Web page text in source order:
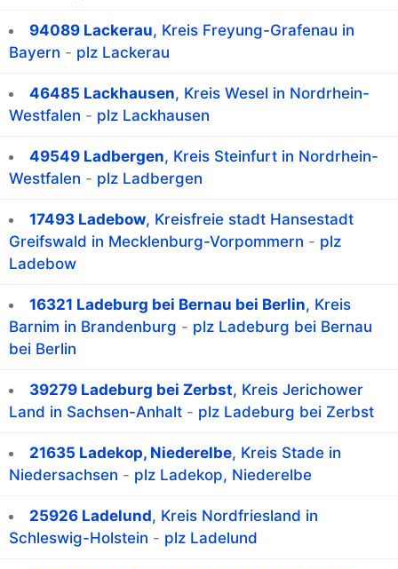
94089 Lackerau, Kreis Freyung-Grafenau in
Bayern - plz Lackerau
46485 Lackhausen, Kreis Wesel in Nordrhein-
Westfalen - plz Lackhausen
49549 Ladbergen, Kreis Steinfurt in Nordrhein-
Westfalen - plz Ladbergen
17493 Ladebow, Kreisfreie stadt Hansestadt
Greifswald in Mecklenburg-Vorpommern - plz
Ladebow
16321 Ladeburg bei Bernau bei Berlin, Kreis
Barnim in Brandenburg - plz Ladeburg bei Bernau
bei Berlin
39279 Ladeburg bei Zerbst, Kreis Jerichower
Land in Sachsen-Anhalt - plz Ladeburg bei Zerbst
21635 Ladekop, Niederelbe, Kreis Stade in
Niedersachsen - plz Ladekop, Niederelbe
25926 Ladelund, Kreis Nordfriesland in
Schleswig-Holstein - plz Ladelund